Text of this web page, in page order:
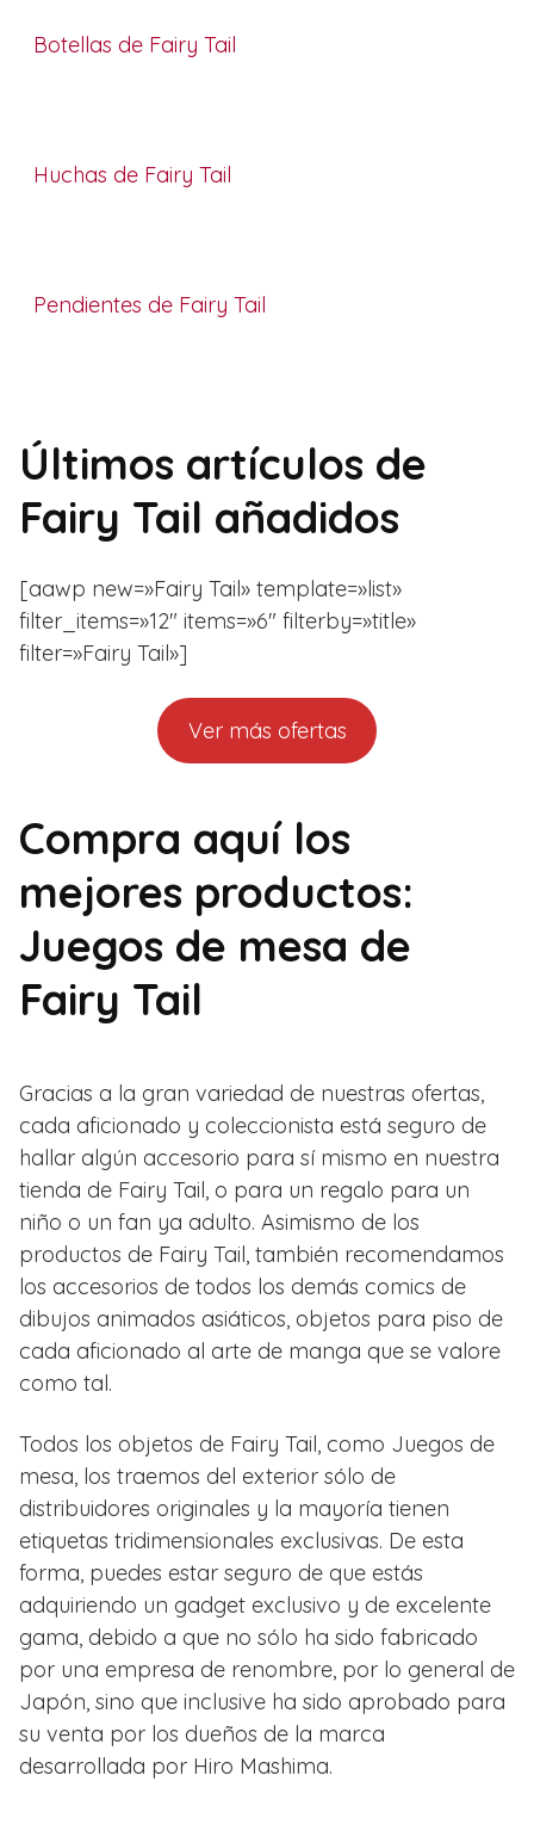
Botellas de Fairy Tail
Huchas de Fairy Tail
Pendientes de Fairy Tail
Últimos artículos de
Fairy Tail añadidos
[aawp new=»Fairy Tail» template=»list»
filter_items=»12″ items=»6″ filterby=»title»
filter=»Fairy Tail»]
Ver más ofertas
Compra aquí los
mejores productos:
Juegos de mesa de
Fairy Tail
Gracias a la gran variedad de nuestras ofertas,
cada aficionado y coleccionista está seguro de
hallar algún accesorio para sí mismo en nuestra
tienda de Fairy Tail, o para un regalo para un
niño o un fan ya adulto. Asimismo de los
productos de Fairy Tail, también recomendamos
los accesorios de todos los demás comics de
dibujos animados asiáticos, objetos para piso de
cada aficionado al arte de manga que se valore
como tal.
Todos los objetos de Fairy Tail, como Juegos de
mesa, los traemos del exterior sólo de
distribuidores originales y la mayoría tienen
etiquetas tridimensionales exclusivas. De esta
forma, puedes estar seguro de que estás
adquiriendo un gadget exclusivo y de excelente
gama, debido a que no sólo ha sido fabricado
por una empresa de renombre, por lo general de
Japón, sino que inclusive ha sido aprobado para
su venta por los dueños de la marca
desarrollada por Hiro Mashima.